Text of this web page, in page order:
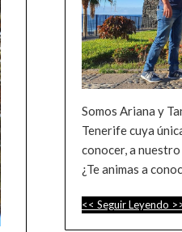
Somos Ariana y
Tenerife cuya
conocer, a
¿Te animas a
<< Seguir Leyendo